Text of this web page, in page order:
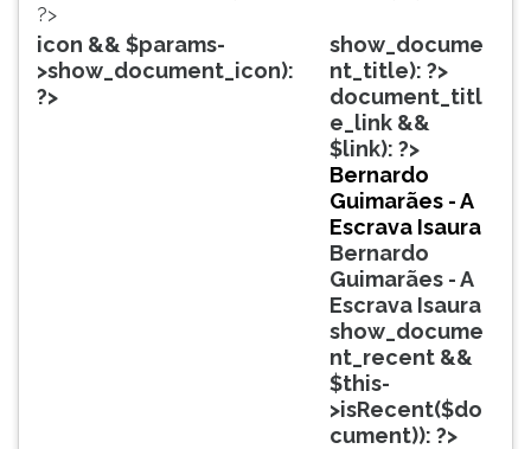
leitor
pausar
?>
icon && $params-
>show_document_icon):
?>
show_docume
nt_title): ?>
document_titl
e_link &&
$link): ?>
Bernardo
Guimarães - A
Escrava Isaura
Bernardo
Guimarães - A
Escrava Isaura
show_docume
nt_recent &&
$this-
>isRecent($do
cument)): ?>